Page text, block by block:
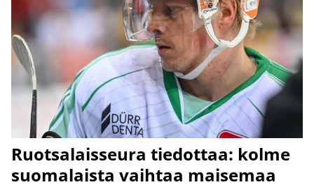
Ruotsalaisseura tiedottaa: kolme
suomalaista vaihtaa maisemaa